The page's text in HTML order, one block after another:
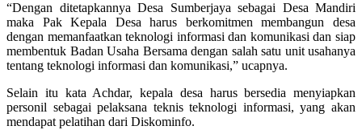
“Dengan ditetapkannya Desa Sumberjaya sebagai Desa Mandiri
maka Pak Kepala Desa harus berkomitmen membangun desa
dengan memanfaatkan teknologi informasi dan komunikasi dan siap
membentuk Badan Usaha Bersama dengan salah satu unit usahanya
tentang teknologi informasi dan komunikasi,” ucapnya.
Selain itu kata Achdar, kepala desa harus bersedia menyiapkan
personil sebagai pelaksana teknis teknologi informasi, yang akan
mendapat pelatihan dari Diskominfo.